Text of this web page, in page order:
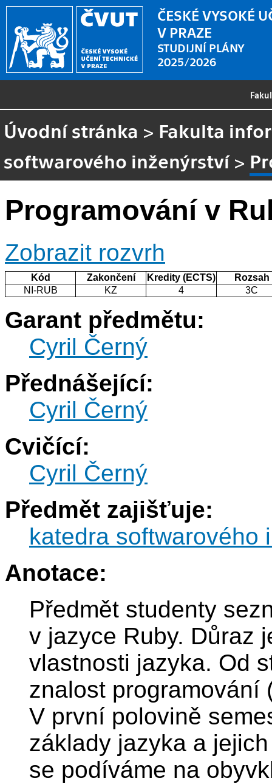
ČESKÉ VYSOKÉ
V PRAZE
STUDIJNÍ PLÁNY
2025/2026
Úvodní stránka > Fakulta
softwarového inženýrství>
Programování v
Zobrazit rozvrh
Kód Zakončení Kredity (ECTS)
Rozsah
NI-RUB
KZ 4 3C
Garant předmětu:
Cyril Černý
Přednášející:
Cyril Černý
Cvičící:
Cyril Černý
Předmět zajišťuje:
katedra softwarového
Anotace:
Předmět studenty
v jazyce Ruby. Důraz
vlastnosti jazyka. Od
znalost programování
V první polovině
základy jazyka a
se podíváme na